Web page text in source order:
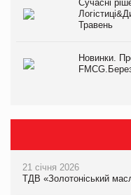
Сучасні
Травень
Новинки.
21 січня 2026
ТДВ «Золотоніський